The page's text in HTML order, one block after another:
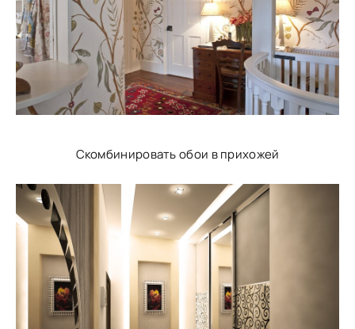
Скомбинировать обои в прихожей